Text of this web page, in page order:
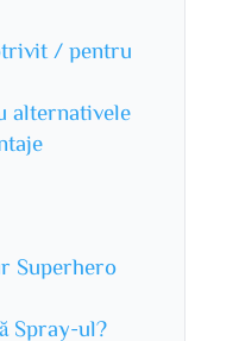
/ pentru
alternativele
Superhero
Spray-ul?